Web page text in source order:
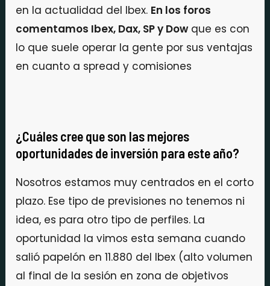
en la actualidad del Ibex. En los foros
comentamos Ibex, Dax, SP y Dow que es con
lo que suele operar la gente por sus ventajas
en cuanto a spread y comisiones
¿Cuáles cree que son las mejores
oportunidades de inversión para este año?
Nosotros estamos muy centrados en el corto
plazo. Ese tipo de previsiones no tenemos ni
idea, es para otro tipo de perfiles. La
oportunidad la vimos esta semana cuando
salió papelón en 11.880 del Ibex (alto volumen
al final de la sesión en zona de objetivos